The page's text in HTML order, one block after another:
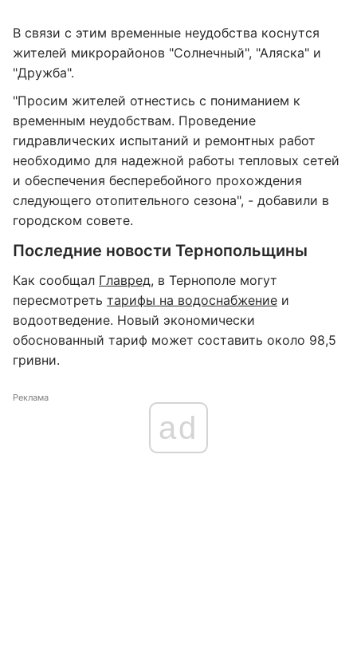
В связи с этим временные неудобства коснутся
жителей микрорайонов "Солнечный", "Аляска" и
"Дружба".
"Просим жителей отнестись с пониманием к
временным неудобствам. Проведение
гидравлических испытаний и ремонтных работ
необходимо для надежной работы тепловых сетей
и обеспечения бесперебойного прохождения
следующего отопительного сезона", - добавили в
городском совете.
Последние новости Тернопольщины
Как сообщал Главред, в Тернополе могут
пересмотреть тарифы на водоснабжение и
водоотведение. Новый экономически
обоснованный тариф может составить около 98,5
гривни.
Реклама
ad